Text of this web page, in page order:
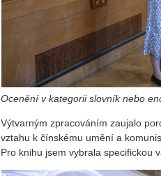
Ocenění v kategorii slovník nebo
Výtvarným zpracováním zaujalo
vztahu k čínskému umění a
Pro knihu jsem vybrala specifickou